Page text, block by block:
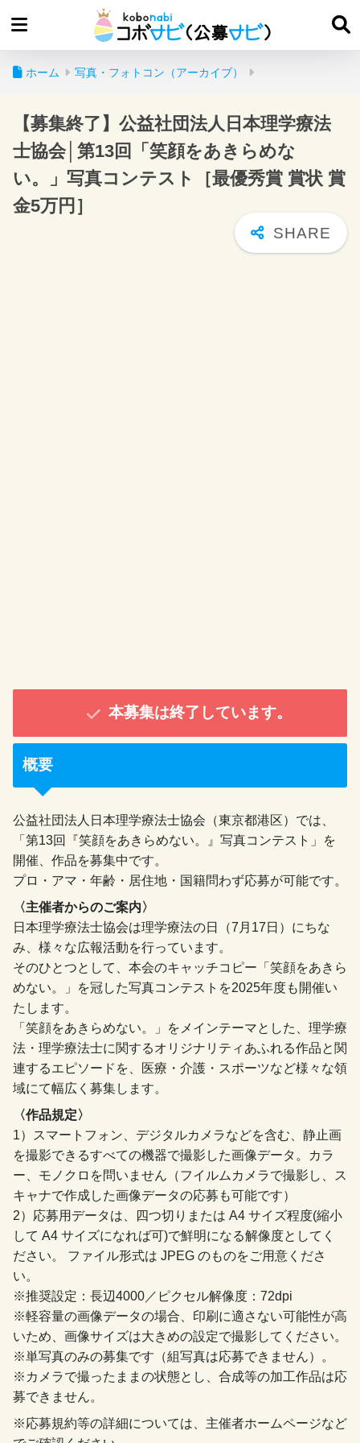
ホーム 写真・フォトコン（アーカイブ）
【募集終了】公益社団法人日本理学療法
士協会│第13回「笑顔をあきらめな
い。」写真コンテスト［最優秀賞 賞状 賞
金5万円］
本募集は終了しています。
概要
公益社団法人日本理学療法士協会（東京都港区）では、
「第13回『笑顔をあきらめない。』写真コンテスト」を
開催、作品を募集中です。
プロ・アマ・年齢・居住地・国籍問わず応募が可能です。
〈主催者からのご案内〉
日本理学療法士協会は理学療法の日（7月17日）にちな
み、様々な広報活動を行っています。
そのひとつとして、本会のキャッチコピー「笑顔をあきら
めない。」を冠した写真コンテストを2025年度も開催い
たします。
「笑顔をあきらめない。」をメインテーマとした、理学療
法・理学療法士に関するオリジナリティあふれる作品と関
連するエピソードを、医療・介護・スポーツなど様々な領
域にて幅広く募集します。
〈作品規定〉
1）スマートフォン、デジタルカメラなどを含む、静止画
を撮影できるすべての機器で撮影した画像データ。カラ
ー、モノクロを問いません（フイルムカメラで撮影し、ス
キャナで作成した画像データの応募も可能です）
2）応募用データは、四つ切りまたは A4 サイズ程度(縮小
して A4 サイズになれば可)で鮮明になる解像度としてく
ださい。 ファイル形式は JPEG のものをご用意くださ
い。
※推奨設定：長辺4000／ピクセル解像度：72dpi
※軽容量の画像データの場合、印刷に適さない可能性が高
いため、画像サイズは大きめの設定で撮影してください。
※単写真のみの募集です（組写真は応募できません）。
※カメラで撮ったままの状態とし、合成等の加工作品は応
募できません。
※応募規約等の詳細については、主催者ホームページなど